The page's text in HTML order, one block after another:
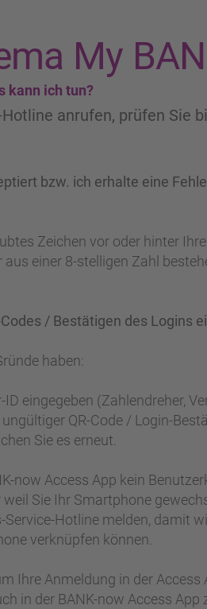
My
kann ich tun?
anrufen, prüfen Sie
bzw. ich erhalte eine
Zeichen vor oder hinter
einer 8-stelligen Zahl
/ Bestätigen des Logins
haben:
eingegeben (Zahlendreher,
QR-Code / Login-
Sie es erneut.
now Access App kein
Sie Ihr Smartphone
Hotline melden, damit
verknüpfen können.
Ihre Anmeldung in der
in der BANK-now Access